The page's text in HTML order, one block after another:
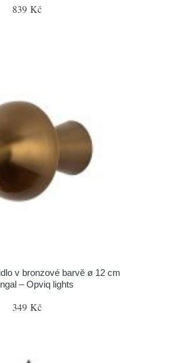
839 Kč
v bronzové barvě ø 12 cm
– Opviq lights
349 Kč